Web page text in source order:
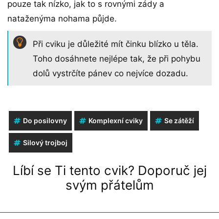
pouze tak nízko, jak to s rovnými zády a
nataženýma nohama půjde.
Při cviku je důležité mít činku blízko u těla.
Toho dosáhnete nejlépe tak, že při pohybu
dolů vystrčíte pánev co nejvíce dozadu.
Do posilovny Komplexní cviky Se zátěží
Silový trojboj
Líbí se Ti tento cvik? Doporuč jej
svým přátelům